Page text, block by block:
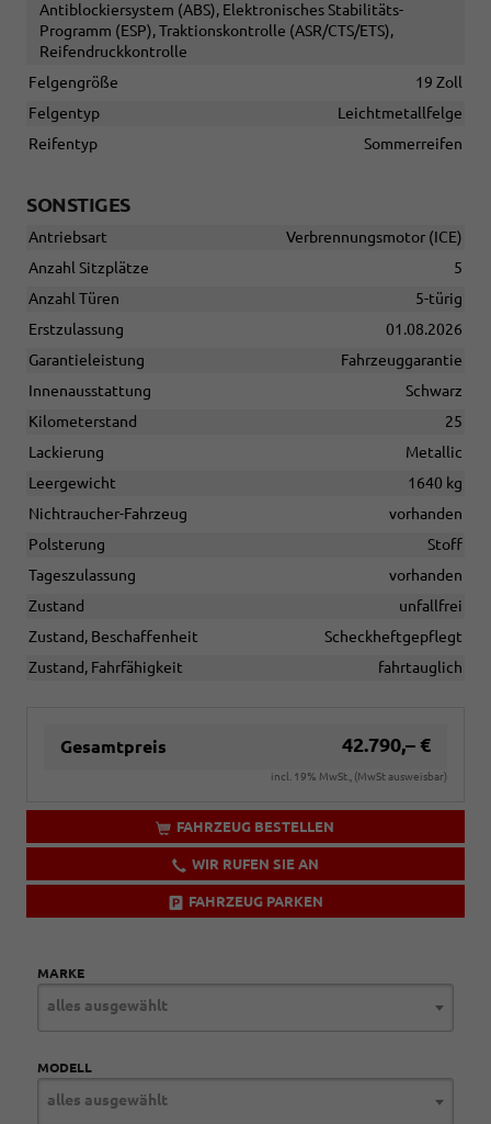
Antiblockiersystem (ABS), Elektronisches Stabilitäts-
Programm (ESP), Traktionskontrolle (ASR/CTS/ETS),
Reifendruckkontrolle
Felgengröße
19 Zoll
Felgentyp
Leichtmetallfelge
Reifentyp
Sommerreifen
SONSTIGES
Antriebsart
Verbrennungsmotor (ICE)
Anzahl Sitzplätze
5
Anzahl Türen
5-türig
Erstzulassung
01.08.2026
Garantieleistung
Fahrzeuggarantie
Innenausstattung
Schwarz
Kilometerstand
25
Lackierung
Metallic
Leergewicht
1640 kg
Nichtraucher-Fahrzeug
vorhanden
Polsterung
Stoff
Tageszulassung
vorhanden
Zustand
unfallfrei
Zustand, Beschaffenheit
Scheckheftgepflegt
Zustand, Fahrfähigkeit
fahrtauglich
Gesamtpreis 42.790,– €
incl. 19% MwSt., (MwSt ausweisbar)
FAHRZEUG BESTELLEN
WIR RUFEN SIE AN
FAHRZEUG PARKEN
MARKE
alles ausgewählt
MODELL
alles ausgewählt